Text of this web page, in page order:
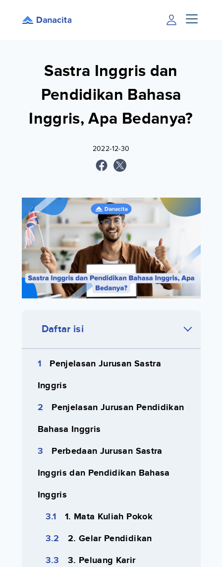
Sastra Inggris dan
Pendidikan Bahasa
Inggris, Apa Bedanya?
2022-12-30
Daftar isi
Penjelasan Jurusan Sastra
Inggris
Penjelasan Jurusan Pendidikan
Bahasa Inggris
Perbedaan Jurusan Sastra
Inggris dan Pendidikan Bahasa
Inggris
1. Mata Kuliah Pokok
2. Gelar Pendidikan
3. Peluang Karir